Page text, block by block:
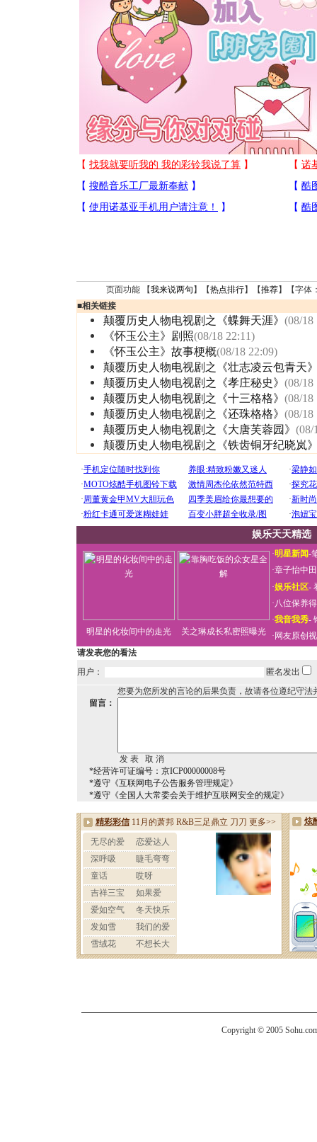
页面功能 【我来说两句 】【热点排行】【推荐】【字体
■相关链接
颠覆历史人物电视剧之《蝶舞天涯》 (08/18
《怀玉公主》剧照(08/18 22:11)
《怀玉公主》故事梗概(08/18 22:09)
颠覆历史人物电视剧之《壮志凌云包青天
颠覆历史人物电视剧之《孝庄秘史》 (08/18
颠覆历史人物电视剧之《十三格格》 (08/18
颠覆历史人物电视剧之《还珠格格》 (08/18
颠覆历史人物电视剧之《大唐芙蓉园》 (08/
颠覆历史人物电视剧之《铁齿铜牙纪晓岚
娱乐天天精选
明星的化妆间中的走光 关之琳成长私密照曝光
·明星新闻-
·章子怡中
·娱乐社区-
·八位保养
·我音我秀-
· 网友原创
请发表您的看法
用户：
匿名发出
您要为您所发的言论的后果负责，故请各位遵纪守法
留言：
*经营许可证编号：京ICP00000008号
*遵守《互联网电子公告服务管理规定》
*遵守《全国人大常委会关于维护互联网安全的规定》
Copyright © 2005